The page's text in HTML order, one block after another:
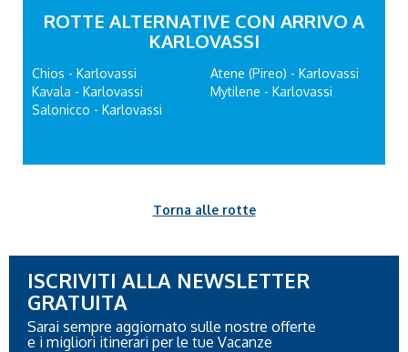
ROTTE ALTERNATIVE CON ARRIVO A
KARLOVASSI
Chios - Karlovassi
Kavala - Karlovassi
Salonicco - Karlovassi
Atene (Pireo) - Karlovassi
Mytilene - Karlovassi
Torna alle rotte
ISCRIVITI ALLA NEWSLETTER
GRATUITA
Sarai sempre aggiornato sulle nostre offerte
e i migliori itinerari per le tue Vacanze